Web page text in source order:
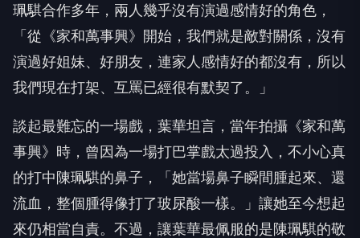
演過好姐妹、好朋友，連家人感情好的都沒有，所以
我們現在打架、互罵已經很有默契了。」
談起最難忘的一場戲，葉華坦言，當年拍攝《家和萬
事興》時，曾因為一場打巴掌戲太過投入，不小心真
的打中陳珮騏的鼻子，「她當場鼻子瞬間腫起來、還
流血，整個腫得像打了玻尿酸一樣。」讓她至今想起
來仍相當自責。不過，讓葉華最佩服的是陳珮騏的敬
業態度。她表示，當下陳珮騏完全沒有喊卡，也沒有
中斷拍攝，而是忍著疼痛把整場戲演完，等導演喊卡